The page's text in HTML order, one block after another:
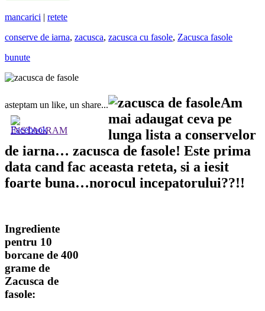
mancarici | retete
conserve de iarna, zacusca, zacusca cu fasole, Zacusca fasole
bunute
asteptam un like, un share...
Am
mai adaugat ceva pe
lunga lista a conservelor
de iarna… zacusca de fasole! Este prima
data cand fac aceasta reteta, si a iesit
foarte buna…norocul incepatorului??!!
Ingrediente
pentru 10
borcane de 400
grame de
Zacusca de
fasole: